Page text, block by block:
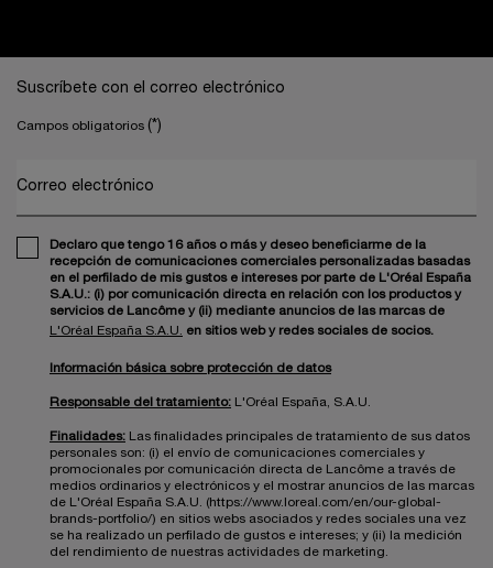
Suscríbete con el correo electrónico
Campos obligatorios (*)
Correo electrónico
Declaro que tengo 16 años o más y deseo beneficiarme de la
recepción de comunicaciones comerciales personalizadas basadas
en el perfilado de mis gustos e intereses por parte de L'Oréal España
S.A.U.: (i) por comunicación directa en relación con los productos y
servicios de Lancôme y (ii) mediante anuncios de las marcas de
L'Oréal España S.A.U.
en sitios web y redes sociales de socios.
Información básica sobre protección de datos
Responsable del tratamiento: L'Oréal España, S.A.U.
Finalidades: Las finalidades principales de tratamiento de sus datos
personales son: (i) el envío de comunicaciones comerciales y
promocionales por comunicación directa de Lancôme a través de
medios ordinarios y electrónicos y el mostrar anuncios de las marcas
de L'Oréal España S.A.U. (https://www.loreal.com/en/our-global-
brands-portfolio/) en sitios webs asociados y redes sociales una vez
se ha realizado un perfilado de gustos e intereses; y (ii) la medición
del rendimiento de nuestras actividades de marketing.